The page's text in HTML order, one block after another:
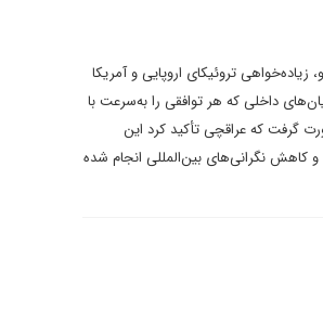
تروئیکای اروپایی و آمریکا
داخلی که هر توافقی را به‌سرعت با
گرفت که عراقچی تأکید کرد این
کاهش نگرانی‌های بین‌المللی انجام شده